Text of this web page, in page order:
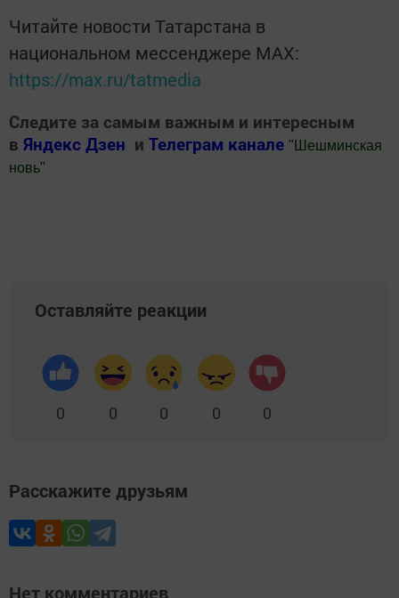
Читайте новости Татарстана в
национальном мессенджере MАХ:
https://max.ru/tatmedia
Следите за самым важным и интересным
в Яндекс Дзен и Телеграм канале " Шешминская
новь"
Оставляйте реакции
0 0 0 0 0
Расскажите друзьям
Нет комментариев